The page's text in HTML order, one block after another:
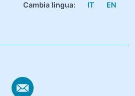
Cambia lingua: IT EN